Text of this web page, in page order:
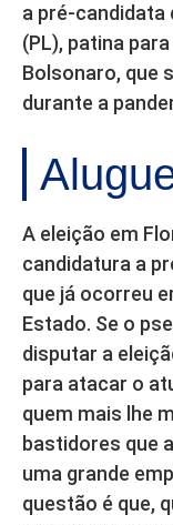
a pré-candidata
(PL), patina
Bolsonaro, que
durante a
A eleição em
candidatura a
que já ocorreu
Estado. Se o
disputar a
para atacar o
quem mais lhe
bastidores que
uma grande
questão é que,